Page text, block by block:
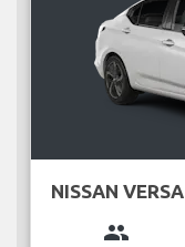
NISSAN VERSA
group